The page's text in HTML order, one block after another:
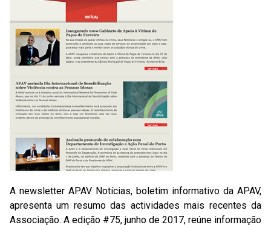
A newsletter APAV Notícias, boletim informativo da APAV,
apresenta um resumo das actividades mais recentes da
Associação. A edição #75, junho de 2017, reúne informação